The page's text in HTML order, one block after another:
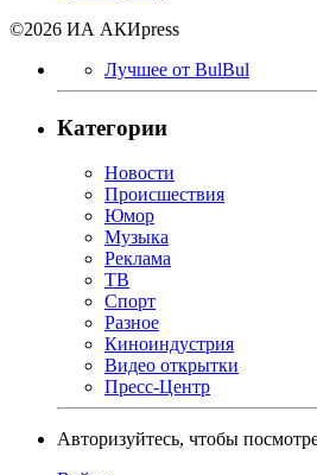
©2026 ИА АКИpress
Лучшее от BulBul
Категории
Новости
Происшествия
Юмор
Музыка
Реклама
ТВ
Спорт
Разное
Киноиндустрия
Видео открытки
Пресс-Центр
Авторизуйтесь, чтобы